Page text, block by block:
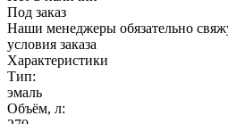
Под заказ
Наши менеджеры обязательно
условия заказа
Характеристики
Тип:
эмаль
Объём, л: